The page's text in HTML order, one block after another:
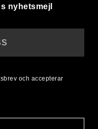
nyhetsmejl
och accepterar